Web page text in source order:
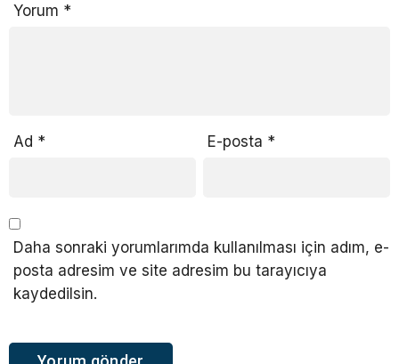
Yorum *
Ad * E-posta *
Daha sonraki yorumlarımda kullanılması için adım, e-
posta adresim ve site adresim bu tarayıcıya
kaydedilsin.